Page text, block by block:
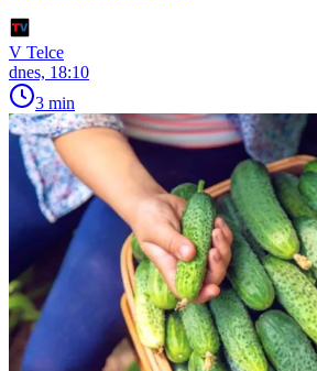
V Telce
dnes, 18:10
3 min